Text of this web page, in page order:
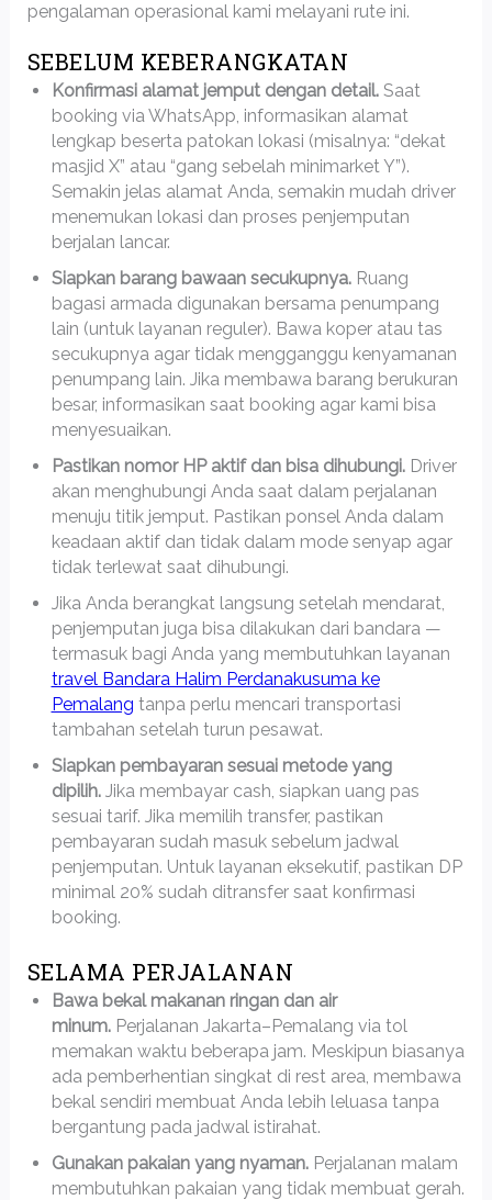
pengalaman operasional kami melayani rute ini.
SEBELUM KEBERANGKATAN
Konfirmasi alamat jemput dengan detail.Saat
booking via WhatsApp, informasikan alamat
lengkap beserta patokan lokasi (misalnya: “dekat
masjid X” atau “gang sebelah minimarket Y”).
Semakin jelas alamat Anda, semakin mudah driver
menemukan lokasi dan proses penjemputan
berjalan lancar.
Siapkan barang bawaan secukupnya.Ruang
bagasi armada digunakan bersama penumpang
lain (untuk layanan reguler). Bawa koper atau tas
secukupnya agar tidak mengganggu kenyamanan
penumpang lain. Jika membawa barang berukuran
besar, informasikan saat booking agar kami bisa
menyesuaikan.
Pastikan nomor HP aktif dan bisa dihubungi.Driver
akan menghubungi Anda saat dalam perjalanan
menuju titik jemput. Pastikan ponsel Anda dalam
keadaan aktif dan tidak dalam mode senyap agar
tidak terlewat saat dihubungi.
Jika Anda berangkat langsung setelah mendarat,
penjemputan juga bisa dilakukan dari bandara —
termasuk bagi Anda yang membutuhkan layanan
travel Bandara Halim Perdanakusuma ke
Pemalang tanpa perlu mencari transportasi
tambahan setelah turun pesawat.
Siapkan pembayaran sesuai metode yang
dipilih.Jika membayar cash, siapkan uang pas
sesuai tarif. Jika memilih transfer, pastikan
pembayaran sudah masuk sebelum jadwal
penjemputan. Untuk layanan eksekutif, pastikan DP
minimal 20% sudah ditransfer saat konfirmasi
booking.
SELAMA PERJALANAN
Bawa bekal makanan ringan dan air
minum.Perjalanan Jakarta–Pemalang via tol
memakan waktu beberapa jam. Meskipun biasanya
ada pemberhentian singkat di rest area, membawa
bekal sendiri membuat Anda lebih leluasa tanpa
bergantung pada jadwal istirahat.
Gunakan pakaian yang nyaman.Perjalanan malam
membutuhkan pakaian yang tidak membuat gerah.